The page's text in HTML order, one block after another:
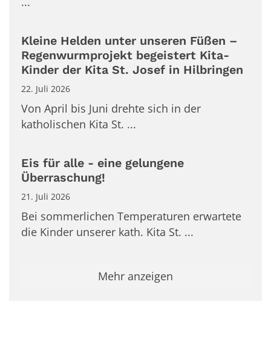
Kleine Helden unter unseren Füßen –
Regenwurmprojekt begeistert Kita-
Kinder der Kita St. Josef in Hilbringen
22. Juli 2026
Von April bis Juni drehte sich in der
katholischen Kita St. ...
Eis für alle - eine gelungene
Überraschung!
21. Juli 2026
Bei sommerlichen Temperaturen erwartete
die Kinder unserer kath. Kita St. ...
Mehr anzeigen